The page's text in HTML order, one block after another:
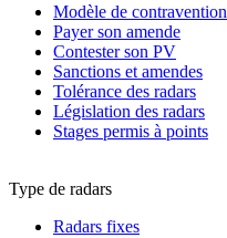
Modèle de contravention
Payer son amende
Contester son PV
Sanctions et amendes
Tolérance des radars
Législation des radars
Stages permis à points
Type de radars
Radars fixes